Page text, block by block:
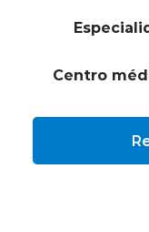
Clínicas
Centro